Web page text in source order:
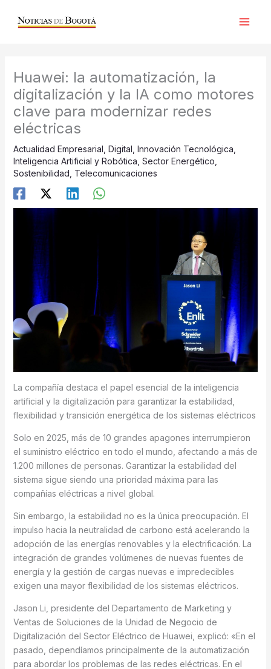
Huawei: la automatización, la
digitalización y la IA como motores
clave para modernizar redes
eléctricas
Actualidad Empresarial Digital Innovación Tecnológica
Inteligencia Artificial y Robótica Sector Energético
Sostenibilidad Telecomunicaciones
La compañía destaca el papel esencial de la inteligencia
artificial y la digitalización para garantizar la estabilidad,
flexibilidad y transición energética de los sistemas eléctricos
Solo en 2025, más de 10 grandes apagones interrumpieron
el suministro eléctrico en todo el mundo, afectando a más de
1.200 millones de personas. Garantizar la estabilidad del
sistema sigue siendo una prioridad máxima para las
compañías eléctricas a nivel global.
Sin embargo, la estabilidad no es la única preocupación. El
impulso hacia la neutralidad de carbono está acelerando la
adopción de las energías renovables y la electrificación. La
integración de grandes volúmenes de nuevas fuentes de
energía y la gestión de cargas nuevas e impredecibles
exigen una mayor flexibilidad de los sistemas eléctricos.
Jason Li, presidente del Departamento de Marketing y
Ventas de Soluciones de la Unidad de Negocio de
Digitalización del Sector Eléctrico de Huawei, explicó: «En el
pasado, dependíamos principalmente de la automatización
para abordar los problemas de las redes eléctricas. En el